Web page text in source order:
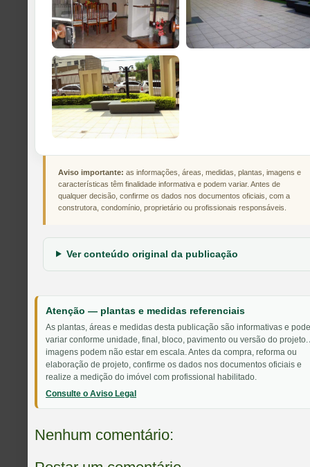
Aviso importante: as informações, áreas, medidas, plantas, imagens e
características têm finalidade informativa e podem variar. Antes de
qualquer decisão, confirme os dados nos documentos oficiais, com a
construtora, condomínio, proprietário ou profissionais responsáveis.
Ver conteúdo original da publicação
Atenção — plantas e medidas referenciais
As plantas, áreas e medidas desta publicação são informativas e
variar conforme unidade, final, bloco, pavimento ou versão do projeto.
imagens podem não estar em escala. Antes da compra, reforma ou
elaboração de projeto, confirme os dados nos documentos oficiais e
realize a medição do imóvel com profissional habilitado.
Consulte o Aviso Legal
Nenhum comentário: